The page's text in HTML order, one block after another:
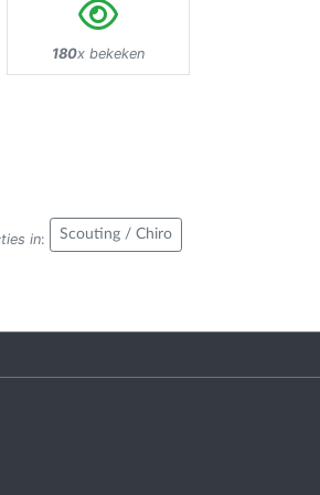
180x bekeken
in: Scouting / Chiro